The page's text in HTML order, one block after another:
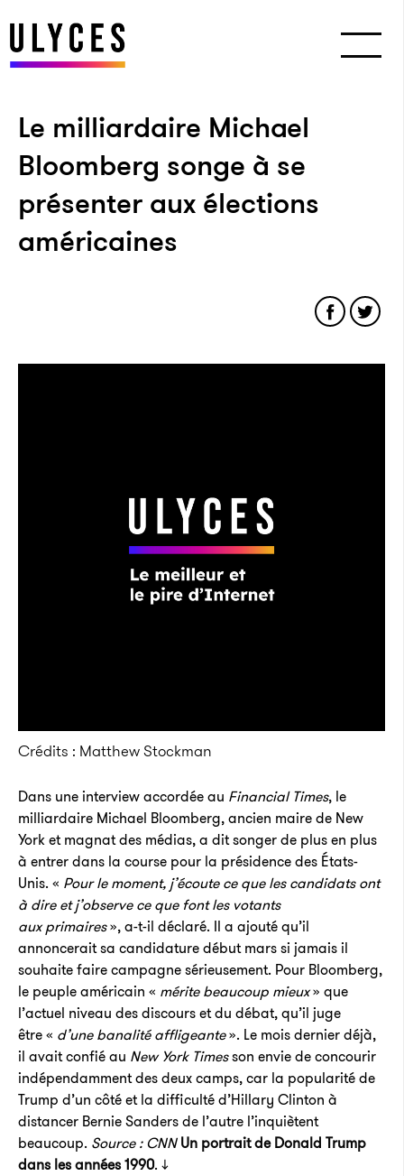
Le milliardaire Michael
Bloomberg songe à se
présenter aux élections
américaines
Crédits : Matthew Stockman
Dans une interview accordée au Financial Times, le
milliardaire Michael Bloomberg, ancien maire de New
York et magnat des médias, a dit songer de plus en plus
à entrer dans la course pour la présidence des États-
Unis. « Pour le moment, j’écoute ce que les candidats ont
à dire et j’observe ce que font les votants
aux primaires», a-t-il déclaré. Il a ajouté qu’il
annoncerait sa candidature début mars si jamais il
souhaite faire campagne sérieusement. Pour Bloomberg,
le peuple américain « mérite beaucoup mieux» que
l’actuel niveau des discours et du débat, qu’il juge
être « d’une banalité affligeante». Le mois dernier déjà,
il avait confié au New York Timesson envie de concourir
indépendamment des deux camps, car la popularité de
Trump d’un côté et la difficulté d’Hillary Clinton à
distancer Bernie Sanders de l’autre l’inquiètent
beaucoup. Source : CNN Un portrait de Donald Trump
dans les années 1990. ↓